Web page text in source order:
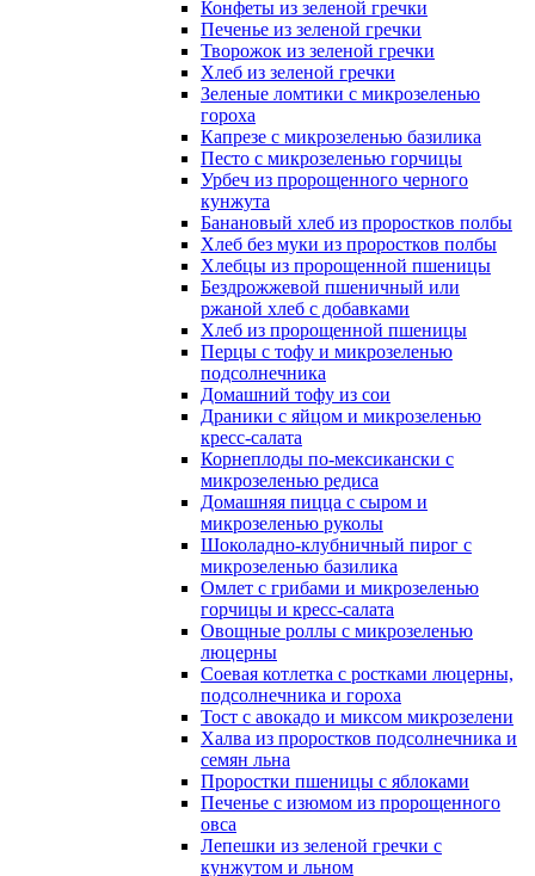
Конфеты из зеленой гречки
Печенье из зеленой гречки
Творожок из зеленой гречки
Хлеб из зеленой гречки
Зеленые ломтики с микрозеленью
гороха
Капрезе с микрозеленью базилика
Песто с микрозеленью горчицы
Урбеч из пророщенного черного
кунжута
Банановый хлеб из проростков полбы
Хлеб без муки из проростков полбы
Хлебцы из пророщенной пшеницы
Бездрожжевой пшеничный или
ржаной хлеб с добавками
Хлеб из пророщенной пшеницы
Перцы с тофу и микрозеленью
подсолнечника
Домашний тофу из сои
Драники с яйцом и микрозеленью
кресс-салата
Корнеплоды по-мексикански с
микрозеленью редиса
Домашняя пицца с сыром и
микрозеленью руколы
Шоколадно-клубничный пирог с
микрозеленью базилика
Омлет с грибами и микрозеленью
горчицы и кресс-салата
Овощные роллы с микрозеленью
люцерны
Соевая котлетка с ростками люцерны,
подсолнечника и гороха
Тост с авокадо и миксом микрозелени
Халва из проростков подсолнечника и
семян льна
Проростки пшеницы с яблоками
Печенье с изюмом из пророщенного
овса
Лепешки из зеленой гречки с
кунжутом и льном